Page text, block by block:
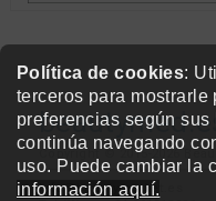
Política de cookies:
terceros para
preferencias según
continúa navegando
uso. Puede cambiar la
información aquí.
Copyright © 2015-2026
info@beautymarket.es